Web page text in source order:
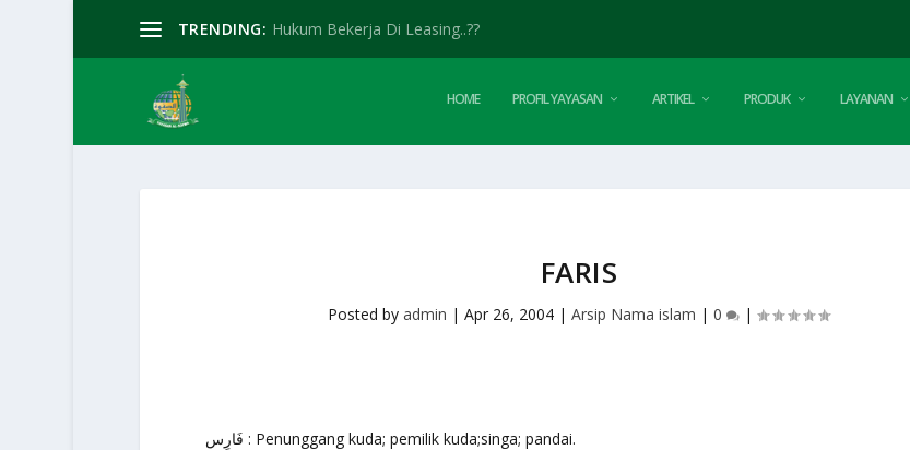
TRENDING: Hukum Bekerja Di Leasing..??
HOME PROFIL YAYASAN ARTIKEL PRODUK LAYANAN
FARIS
Posted byadmin |Apr 26, 2004 |Arsip Nama islam |0 |
فَارِس : Penunggang kuda; pemilik kuda;singa; pandai.